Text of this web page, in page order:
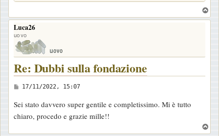
o
Luca26
uovo
Re: Dubbi sulla fondazione
M
s
s
a
17/11/2022, 15:07
Sei stato davvero super gentile e completissimo. Mi è tutto
chiaro, procedo e grazie mille!!